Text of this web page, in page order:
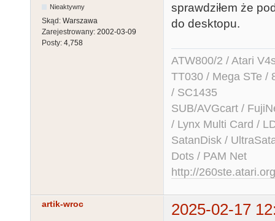
Nieaktywny
Skąd: Warszawa
Zarejestrowany: 2002-03-09
Posty: 4,758
sprawdziłem że
do desktopu.
ATW800/2 / Atari
TT030 / Mega STe /
/ SC1435
SUB/AVGcart /
/ Lynx Multi Card /
SatanDisk /
Dots / PAM Net
http://260ste.atari.org
artik-wroc 2025-02-17